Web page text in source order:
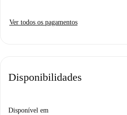
Ver todos os pagamentos
Disponibilidades
Disponível em